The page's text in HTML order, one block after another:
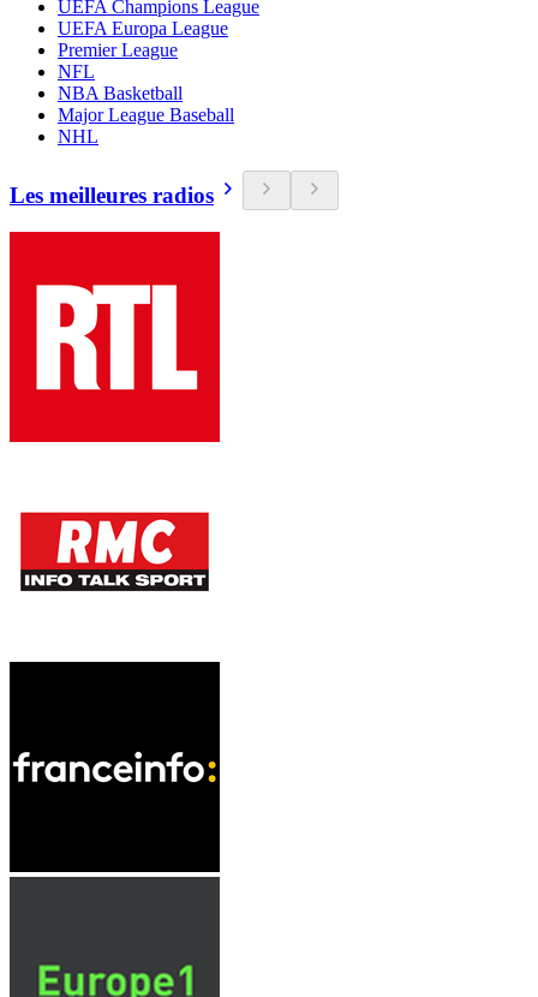
UEFA Champions League
UEFA Europa League
Premier League
NFL
NBA Basketball
Major League Baseball
NHL
Les meilleures radios